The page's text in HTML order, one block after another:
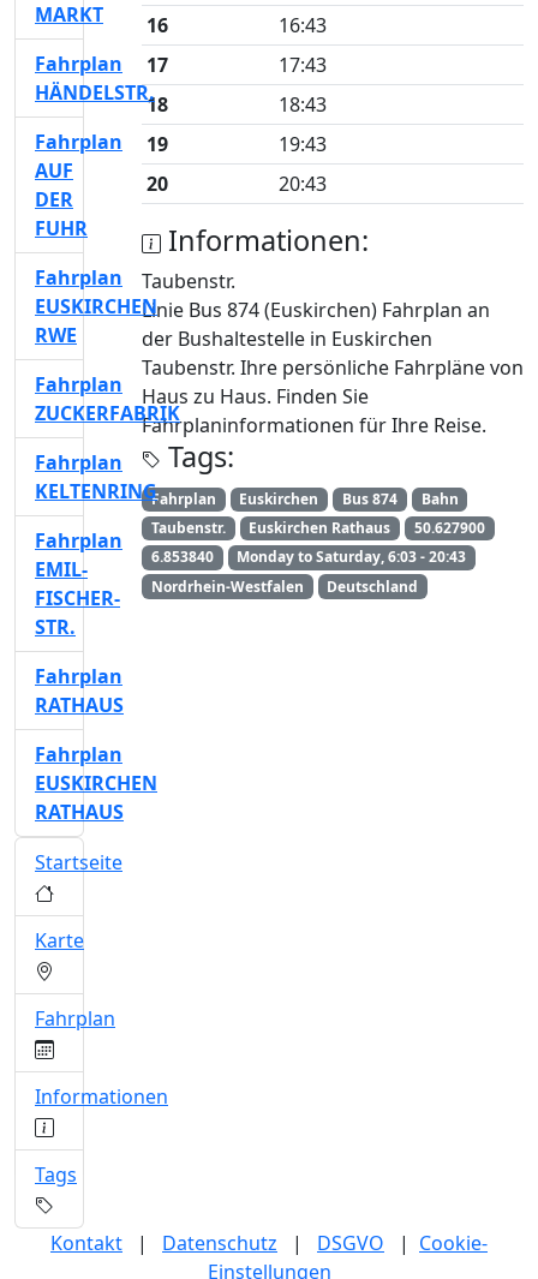
16
16:43
17
17:43
18
18:43
19
19:43
20
20:43
Informationen:
Taubenstr.
Linie Bus 874 (Euskirchen) Fahrplan an
der Bushaltestelle in Euskirchen
Taubenstr. Ihre persönliche Fahrpläne von
Haus zu Haus. Finden Sie
Fahrplaninformationen für Ihre Reise.
Tags:
Fahrplan Euskirchen Bus 874
Bahn
Taubenstr.
Euskirchen Rathaus
50.627900
6.853840
Monday to Saturday, 6:03 - 20:43
Nordrhein-Westfalen
Deutschland
MARKT
Fahrplan
HÄNDELSTR.
Fahrplan
AUF
DER
FUHR
Fahrplan
EUSKIRCHEN
RWE
Fahrplan
ZUCKERFABRIK
Fahrplan
KELTENRING
Fahrplan
EMIL-
FISCHER-
STR.
Fahrplan
RATHAUS
Fahrplan
EUSKIRCHEN
RATHAUS
Startseite
Karte
Fahrplan
Informationen
Tags
Kontakt | Datenschutz | DSGVO | Cookie-
Einstellungen